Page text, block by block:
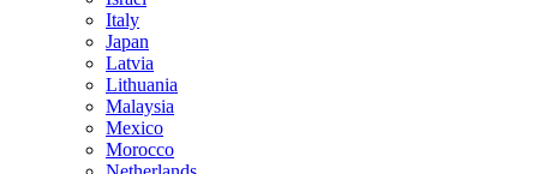
Italy
Japan
Latvia
Lithuania
Malaysia
Mexico
Morocco